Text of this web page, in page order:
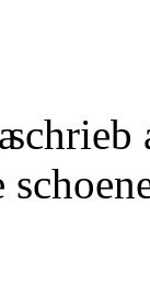
schrieb